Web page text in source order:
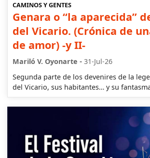
CAMINOS Y GENTES
Genara o “la aparecida”
del Vicario. (Crónica de
de amor) -y II-
Mariló V. Oyonarte - 31-Jul-26
Segunda parte de los devenires de la
del Vicario, sus habitantes… y su